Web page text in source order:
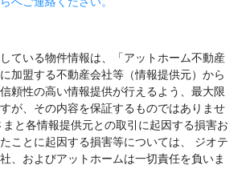
ている物件情報は、「アットホーム不動産
加盟する不動産会社等（情報提供元）から
頼性の高い情報提供が行えるよう、最大限
が、その内容を保証するものではありませ
と各情報提供元との取引に起因する損害お
ことに起因する損害等については、 ジオテ
、およびアットホームは一切責任を負いま